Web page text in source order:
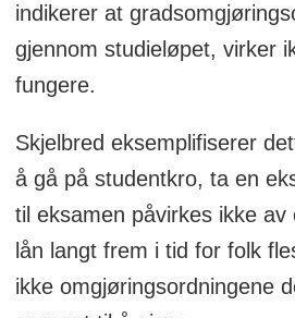
indikerer at
gjennom studieløpet, virker
fungere.
Skjelbred eksemplifiserer
å gå på studentkro, ta en
til eksamen påvirkes ikke av
lån langt frem i tid for folk
ikke omgjøringsordningene